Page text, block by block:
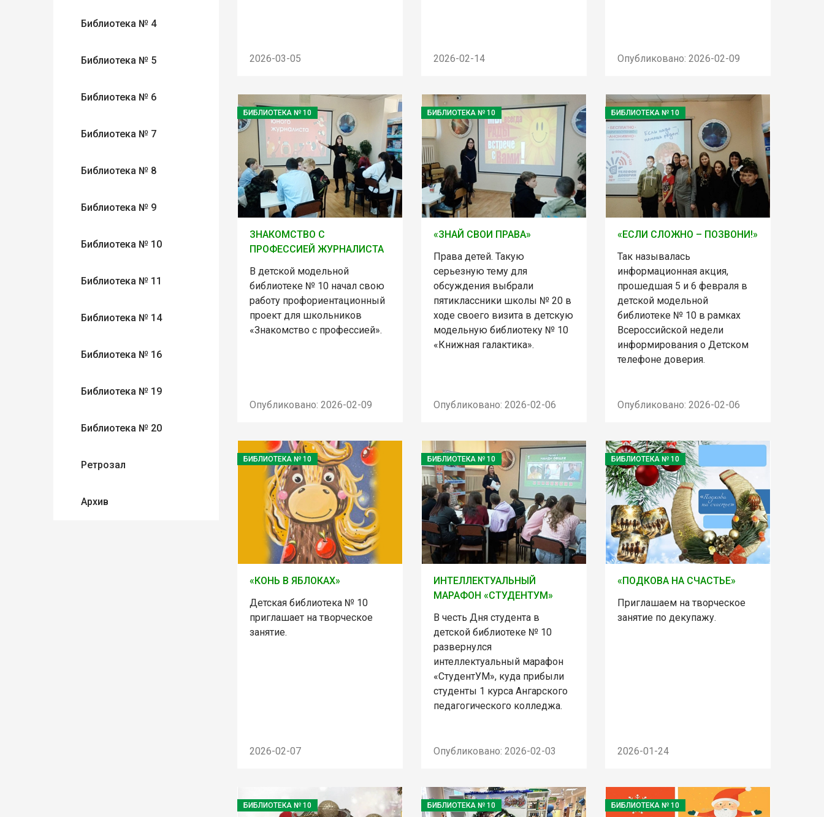
Библиотека № 4
Библиотека № 5
Библиотека № 6
Библиотека № 7
Библиотека № 8
Библиотека № 9
Библиотека № 10
Библиотека № 11
Библиотека № 14
Библиотека № 16
Библиотека № 19
Библиотека № 20
Ретрозал
Архив
2026-03-05 2026-02-14 Опубликовано: 2026-02-09
БИБЛИОТЕКА № 10
ЗНАКОМСТВО С
ПРОФЕССИЕЙ ЖУРНАЛИСТА
В детской модельной
библиотеке № 10 начал свою
работу профориентационный
проект для школьников
«Знакомство с профессией».
Опубликовано: 2026-02-09
БИБЛИОТЕКА № 10
«ЗНАЙ СВОИ ПРАВА»
Права детей. Такую
серьезную тему для
обсуждения выбрали
пятиклассники школы № 20 в
ходе своего визита в детскую
модельную библиотеку № 10
«Книжная галактика».
Опубликовано: 2026-02-06
БИБЛИОТЕКА № 10
«ЕСЛИ СЛОЖНО – ПОЗВОНИ!»
Так называлась
информационная акция,
прошедшая 5 и 6 февраля в
детской модельной
библиотеке № 10 в рамках
Всероссийской недели
информирования о Детском
телефоне доверия.
Опубликовано: 2026-02-06
БИБЛИОТЕКА № 10
«КОНЬ В ЯБЛОКАХ»
Детская библиотека № 10
приглашает на творческое
занятие.
2026-02-07
БИБЛИОТЕКА № 10
ИНТЕЛЛЕКТУАЛЬНЫЙ
МАРАФОН «СТУДЕНТУМ»
В честь Дня студента в
детской библиотеке № 10
развернулся
интеллектуальный марафон
«СтудентУМ», куда прибыли
студенты 1 курса Ангарского
педагогического колледжа.
Опубликовано: 2026-02-03
БИБЛИОТЕКА № 10
«ПОДКОВА НА СЧАСТЬЕ»
Приглашаем на творческое
занятие по декупажу.
2026-01-24
БИБЛИОТЕКА № 10 БИБЛИОТЕКА № 10 БИБЛИОТЕКА № 10